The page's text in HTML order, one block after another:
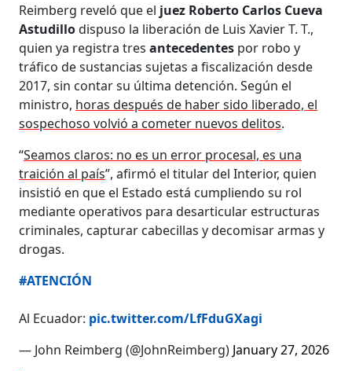
Reimberg reveló que el juez Roberto Carlos Cueva
Astudillodispuso la liberación de Luis Xavier T. T.,
quien ya registra tresantecedentes por robo y
tráfico de sustancias sujetas a fiscalización desde
2017, sin contar su última detención. Según el
ministro, horas después de haber sido liberado, el
sospechoso volvió a cometer nuevos delitos.
“Seamos claros: no es un error procesal, es una
traición al país”, afirmó el titular del Interior, quien
insistió en que el Estado está cumpliendo su rol
mediante operativos para desarticular estructuras
criminales, capturar cabecillas y decomisar armas y
drogas.
#ATENCIÓN
Al Ecuador: pic.twitter.com/LfFduGXagi
— John Reimberg (@JohnReimberg) January 27, 2026